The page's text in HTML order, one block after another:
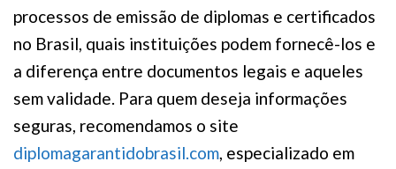
processos de emissão de diplomas e certificados
no Brasil, quais instituições podem fornecê-los e
a diferença entre documentos legais e aqueles
sem validade. Para quem deseja informações
seguras, recomendamos o site
diplomagarantidobrasil.com, especializado em